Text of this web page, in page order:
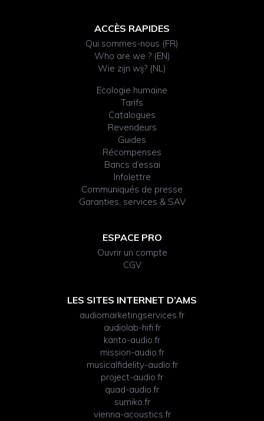
ACCÈS RAPIDES
Qui sommes-nous (FR)
Who are we ? (EN)
Wie zijn wij? (NL)
Ecologie humaine
Tarifs
Catalogues
Revendeurs
Guides
Récompenses
Bancs d’essai
Infolettre
Communiqués de presse
Garanties, services & SAV
ESPACE PRO
Ouvrir un compte
CGV
LES SITES INTERNET D’AMS
audiomarketingservices.fr
audiolab-hifi.fr
kanto-audio.fr
mission-audio.fr
musicalfidelity-audio.fr
project-audio.fr
quad-audio.fr
sumiko.fr
vienna-acoustics.fr